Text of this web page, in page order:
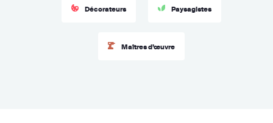
Décorateurs Paysagistes
Maîtres d’œuvre